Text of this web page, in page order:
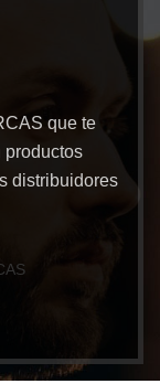
que te
productos
distribuidores